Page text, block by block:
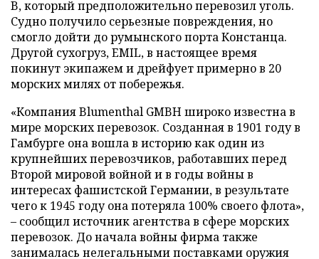
B, который предположительно перевозил уголь.
Судно получило серьезные повреждения, но
смогло дойти до румынского порта Констанца.
Другой сухогруз, EMIL, в настоящее время
покинут экипажем и дрейфует примерно в 20
морских милях от побережья.
«Компания Blumenthal GMBH широко известна в
мире морских перевозок. Созданная в 1901 году в
Гамбурге она вошла в историю как один из
крупнейших перевозчиков, работавших перед
Второй мировой войной и в годы войны в
интересах фашистской Германии, в результате
чего к 1945 году она потеряла 100% своего флота»,
– сообщил источник агентства в сфере морских
перевозок. До начала войны фирма также
занималась нелегальными поставками оружия